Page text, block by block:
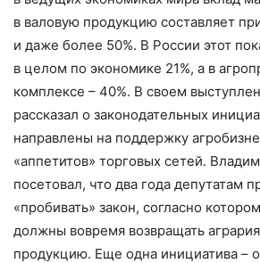
в валовую продукцию составляет
и даже более 50%. В России этот
в целом по экономике 21%, а в
комплексе – ​40%. В своем
рассказал о законодательных
направлены на поддержку
«аппетитов» торговых сетей.
посетовал, что два года депутатам
«пробивать» закон, согласно
должны вовремя возвращать
продукцию. Еще одна инициатива –